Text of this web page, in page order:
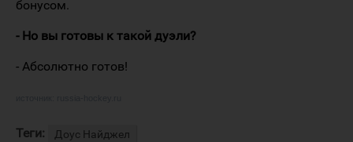
бонусом.
- Но вы готовы к такой дуэли?
- Абсолютно готов!
Теги: Доус Найджел